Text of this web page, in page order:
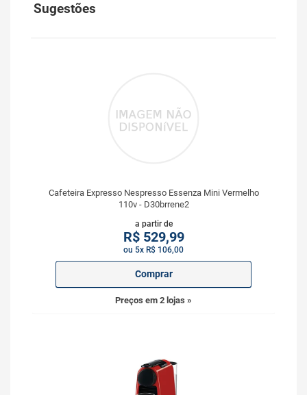
Sugestões
Cafeteira Expresso Nespresso Essenza Mini Vermelho
110v - D30brrene2
a partir de
R$529,99
ou 5x R$ 106,00
Comprar
Preços em 2 lojas »